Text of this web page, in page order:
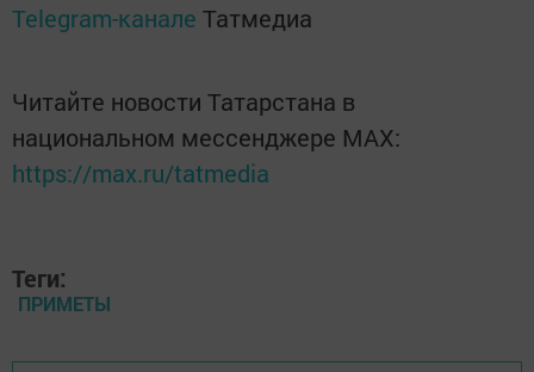
Telegram-канале Татмедиа
Читайте новости Татарстана в
национальном мессенджере MАХ:
https://max.ru/tatmedia
Теги:
ПРИМЕТЫ